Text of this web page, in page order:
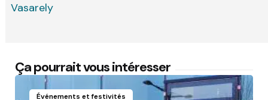
Vasarely
Ça pourrait vous intéresser
Événements et festivités